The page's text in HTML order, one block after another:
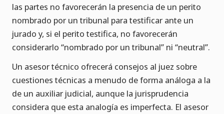
las partes no favorecerán la presencia de un perito
nombrado por un tribunal para testificar ante un
jurado y, si el perito testifica, no favorecerán
considerarlo “nombrado por un tribunal” ni “neutral”.
Un asesor técnico ofrecerá consejos al juez sobre
cuestiones técnicas a menudo de forma análoga a la
de un auxiliar judicial, aunque la jurisprudencia
considera que esta analogía es imperfecta. El asesor